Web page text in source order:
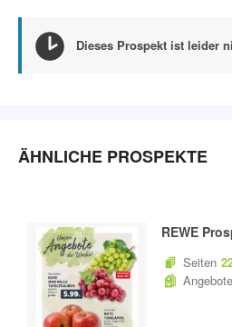
Dieses Prospekt ist leider
ÄHNLICHE PROSPEKTE
REWE
Seiten
Angebote